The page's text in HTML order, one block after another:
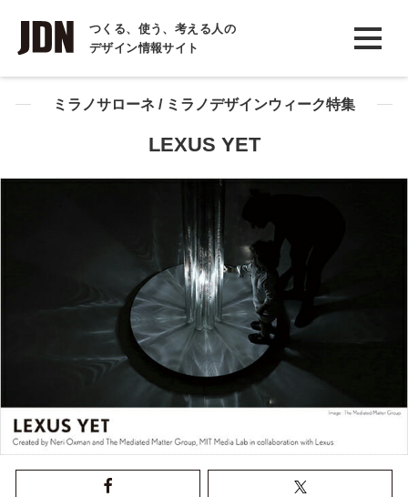
つくる、使う、考える人の
デザイン情報サイト
INTERVIEW
インタビュー
REPORT
COLUMN
ミラノサローネ / ミラノデザインウィーク特集
LEXUS YET